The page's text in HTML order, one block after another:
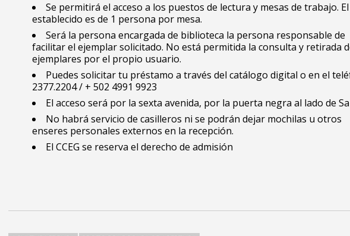
Se permitirá el acceso a los puestos de lectura y mesas de trabajo.
establecido es de 1 persona por mesa.
Será la persona encargada de biblioteca la persona responsable de
facilitar el ejemplar solicitado. No está permitida la consulta y retirada
ejemplares por el propio usuario.
Puedes solicitar tu préstamo a través del catálogo digital o en el
2377.2204 / + 502 4991 9923
El acceso será por la sexta avenida, por la puerta negra al lado de
No habrá servicio de casilleros ni se podrán dejar mochilas u otros
enseres personales externos en la recepción.
El CCEG se reserva el derecho de admisión